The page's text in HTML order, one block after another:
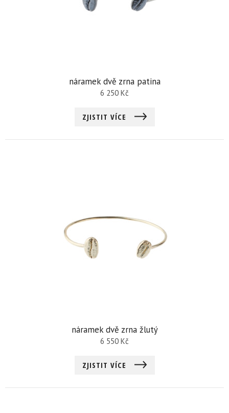
náramek dvě zrna patina
6 250 Kč
ZJISTIT VÍCE
náramek dvě zrna žlutý
6 550 Kč
ZJISTIT VÍCE